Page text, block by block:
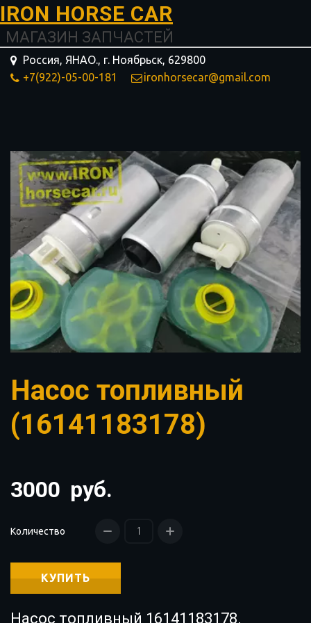
I­­RON HORSE ­­­­­­CAR
МАГАЗИН ЗАПЧАСТЕЙ
Россия, ЯНАО., г. Ноябрьск, 629800
+7(922)-05-00-181
ironhorsecar@gmail.com
Насос топливный
(16141183178)
3000 руб.
Количество
КУПИТЬ
Насос топливный 16141183178.